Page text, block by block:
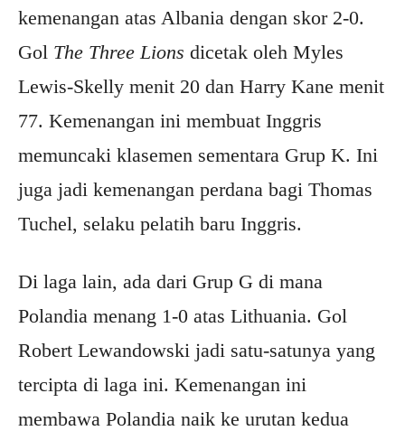
kemenangan atas Albania dengan skor 2-0.
Gol The Three Lions dicetak oleh Myles
Lewis-Skelly menit 20 dan Harry Kane menit
77. Kemenangan ini membuat Inggris
memuncaki klasemen sementara Grup K. Ini
juga jadi kemenangan perdana bagi Thomas
Tuchel, selaku pelatih baru Inggris.
Di laga lain, ada dari Grup G di mana
Polandia menang 1-0 atas Lithuania. Gol
Robert Lewandowski jadi satu-satunya yang
tercipta di laga ini. Kemenangan ini
membawa Polandia naik ke urutan kedua